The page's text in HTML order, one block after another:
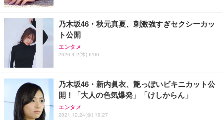
乃木坂46・秋元真夏、刺激強すぎセクシーカッ
ト公開
エンタメ
2020.4.2(木) 6:00
乃木坂46・新内眞衣、艶っぽいビキニカット公
開！「大人の色気爆発」「けしからん」
エンタメ
2021.12.24(金) 19:27